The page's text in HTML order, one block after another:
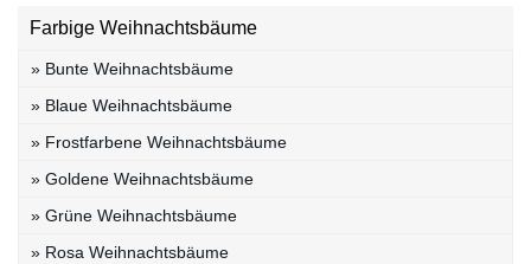
Farbige Weihnachtsbäume
» Bunte Weihnachtsbäume
» Blaue Weihnachtsbäume
» Frostfarbene Weihnachtsbäume
» Goldene Weihnachtsbäume
» Grüne Weihnachtsbäume
» Rosa Weihnachtsbäume